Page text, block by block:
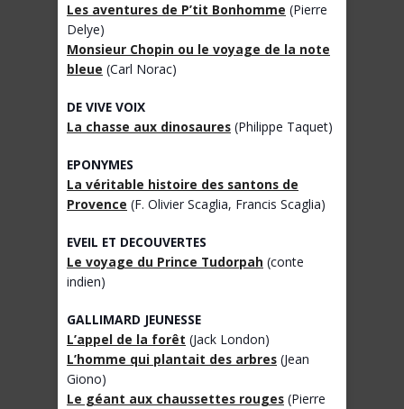
Les aventures de P’tit Bonhomme (Pierre
Delye)
Monsieur Chopin ou le voyage de la note
bleue (Carl Norac)
DE VIVE VOIX
La chasse aux dinosaures (Philippe Taquet)
EPONYMES
La véritable histoire des santons de
Provence (F. Olivier Scaglia, Francis Scaglia)
EVEIL ET DECOUVERTES
Le voyage du Prince Tudorpah (conte
indien)
GALLIMARD JEUNESSE
L’appel de la forêt (Jack London)
L’homme qui plantait des arbres (Jean
Giono)
Le géant aux chaussettes rouges (Pierre